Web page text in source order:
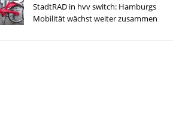
StadtRAD in hvv switch: Hamburgs
Mobilität wächst weiter zusammen